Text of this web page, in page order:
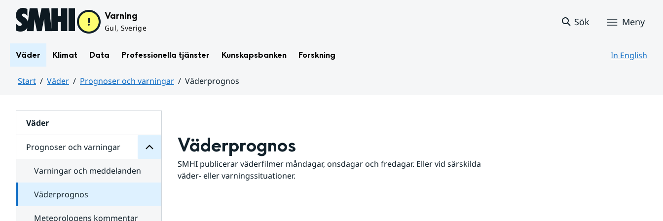
Hoppa till sidans innehåll Varning
Gul, Sverige
Sök Meny
Väder Klimat Data Professionella tjänster Kunskapsbanken Forskning In English
Start Väder Prognoser och varningar
Väderprognos
Väder
Prognoser och varningar
för
varningar
Varningar och meddelanden
Väderprognos
Meteorologens kommentar
Väderprognos
SMHI publicerar väderfilmer måndagar, onsdagar och fredagar. Eller vid särskilda
väder- eller varningssituationer.